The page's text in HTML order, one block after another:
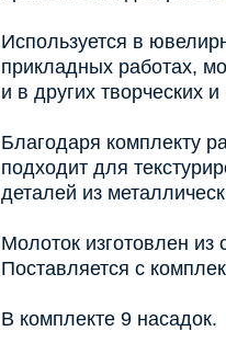
Используется в
прикладных работах,
и в других творческих
Благодаря комплекту
подходит для
деталей из
Молоток изготовлен из
Поставляется с
В комплекте 9 насадок.